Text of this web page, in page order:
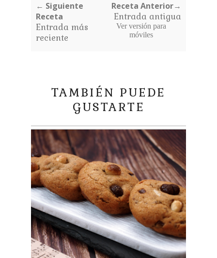
← Siguiente
Receta
Entrada más
reciente
Receta Anterior→
Entrada antigua
Ver versión para
móviles
TAMBIÉN PUEDE
GUSTARTE